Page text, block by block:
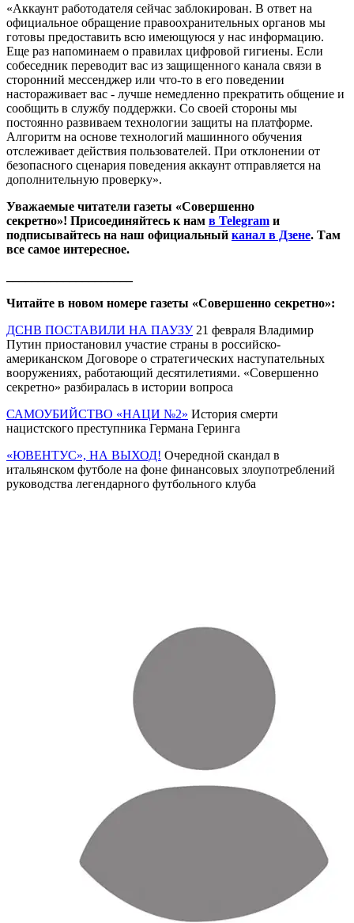
«Аккаунт работодателя сейчас заблокирован. В ответ на
официальное обращение правоохранительных органов мы
готовы предоставить всю имеющуюся у нас информацию.
Еще раз напоминаем о правилах цифровой гигиены. Если
собеседник переводит вас из защищенного канала связи в
сторонний мессенджер или что-то в его поведении
настораживает вас - лучше немедленно прекратить общение и
сообщить в службу поддержки. Со своей стороны мы
постоянно развиваем технологии защиты на платформе.
Алгоритм на основе технологий машинного обучения
отслеживает действия пользователей. При отклонении от
безопасного сценария поведения аккаунт отправляется на
дополнительную проверку».
Уважаемые читатели газеты «Совершенно
секретно»! Присоединяйтесь к нам в Telegram и
подписывайтесь на наш официальный канал в Дзене. Там
все самое интересное.
Читайте в новом номере газеты «Совершенно секретно»:
ДСНВ ПОСТАВИЛИ НА ПАУЗУ21 февраля Владимир
Путин приостановил участие страны в российско-
американском Договоре о стратегических наступательных
вооружениях, работающий десятилетиями. «Совершенно
секретно» разбиралась в истории вопроса
САМОУБИЙСТВО «НАЦИ №2» История смерти
нацистского преступника Германа Геринга
«ЮВЕНТУС», НА ВЫХОД! Очередной скандал в
итальянском футболе на фоне финансовых злоупотреблений
руководства легендарного футбольного клуба